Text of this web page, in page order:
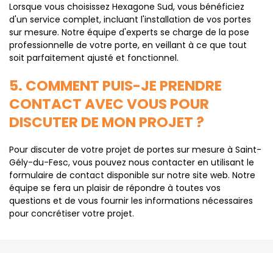
Lorsque vous choisissez Hexagone Sud, vous bénéficiez
d'un service complet, incluant l'installation de vos portes
sur mesure. Notre équipe d'experts se charge de la pose
professionnelle de votre porte, en veillant à ce que tout
soit parfaitement ajusté et fonctionnel.
5. COMMENT PUIS-JE PRENDRE
CONTACT AVEC VOUS POUR
DISCUTER DE MON PROJET ?
Pour discuter de votre projet de portes sur mesure à Saint-
Gély-du-Fesc, vous pouvez nous contacter en utilisant le
formulaire de contact disponible sur notre site web. Notre
équipe se fera un plaisir de répondre à toutes vos
questions et de vous fournir les informations nécessaires
pour concrétiser votre projet.